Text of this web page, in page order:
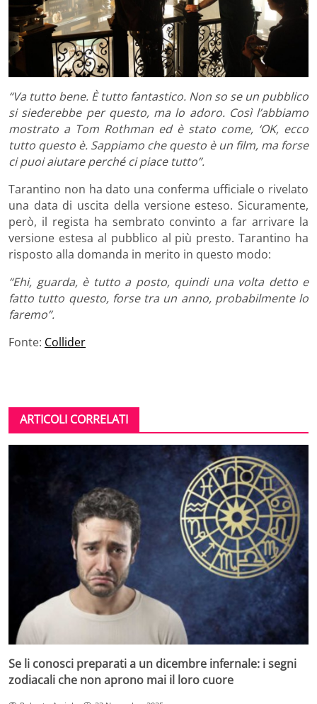
“Va tutto bene. È tutto fantastico. Non so se un pubblico
si siederebbe per questo, ma lo adoro. Così l’abbiamo
mostrato a Tom Rothman ed è stato come, ‘OK, ecco
tutto questo è. Sappiamo che questo è un film, ma forse
ci puoi aiutare perché ci piace tutto”.
Tarantino non ha dato una conferma ufficiale o rivelato
una data di uscita della versione esteso. Sicuramente,
però, il regista ha sembrato convinto a far arrivare la
versione estesa al pubblico al più presto. Tarantino ha
risposto alla domanda in merito in questo modo:
“Ehi, guarda, è tutto a posto, quindi una volta detto e
fatto tutto questo, forse tra un anno, probabilmente lo
faremo”.
Fonte: Collider
ARTICOLI CORRELATI
Se li conosci preparati a un dicembre infernale: i segni
zodiacali che non aprono mai il loro cuore